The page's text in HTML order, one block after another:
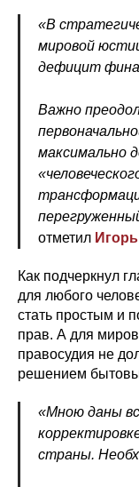
«В
мировой
дефицит
Важно
максимально
отметил
Как подчеркнул
для любого
стать простым и
прав. А для
правосудия не
решением
«Мною даны
страны.